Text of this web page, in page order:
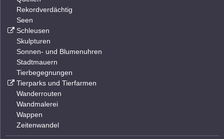
Rekordverdächtig
Seen
Schleusen
Skulpturen
Sonnen- und Blumenuhren
Stadtmauern
Tierbegegnungen
Tierparks und Tierfarmen
Wanderrouten
Wandmalerei
Wappen
Zeitenwandel